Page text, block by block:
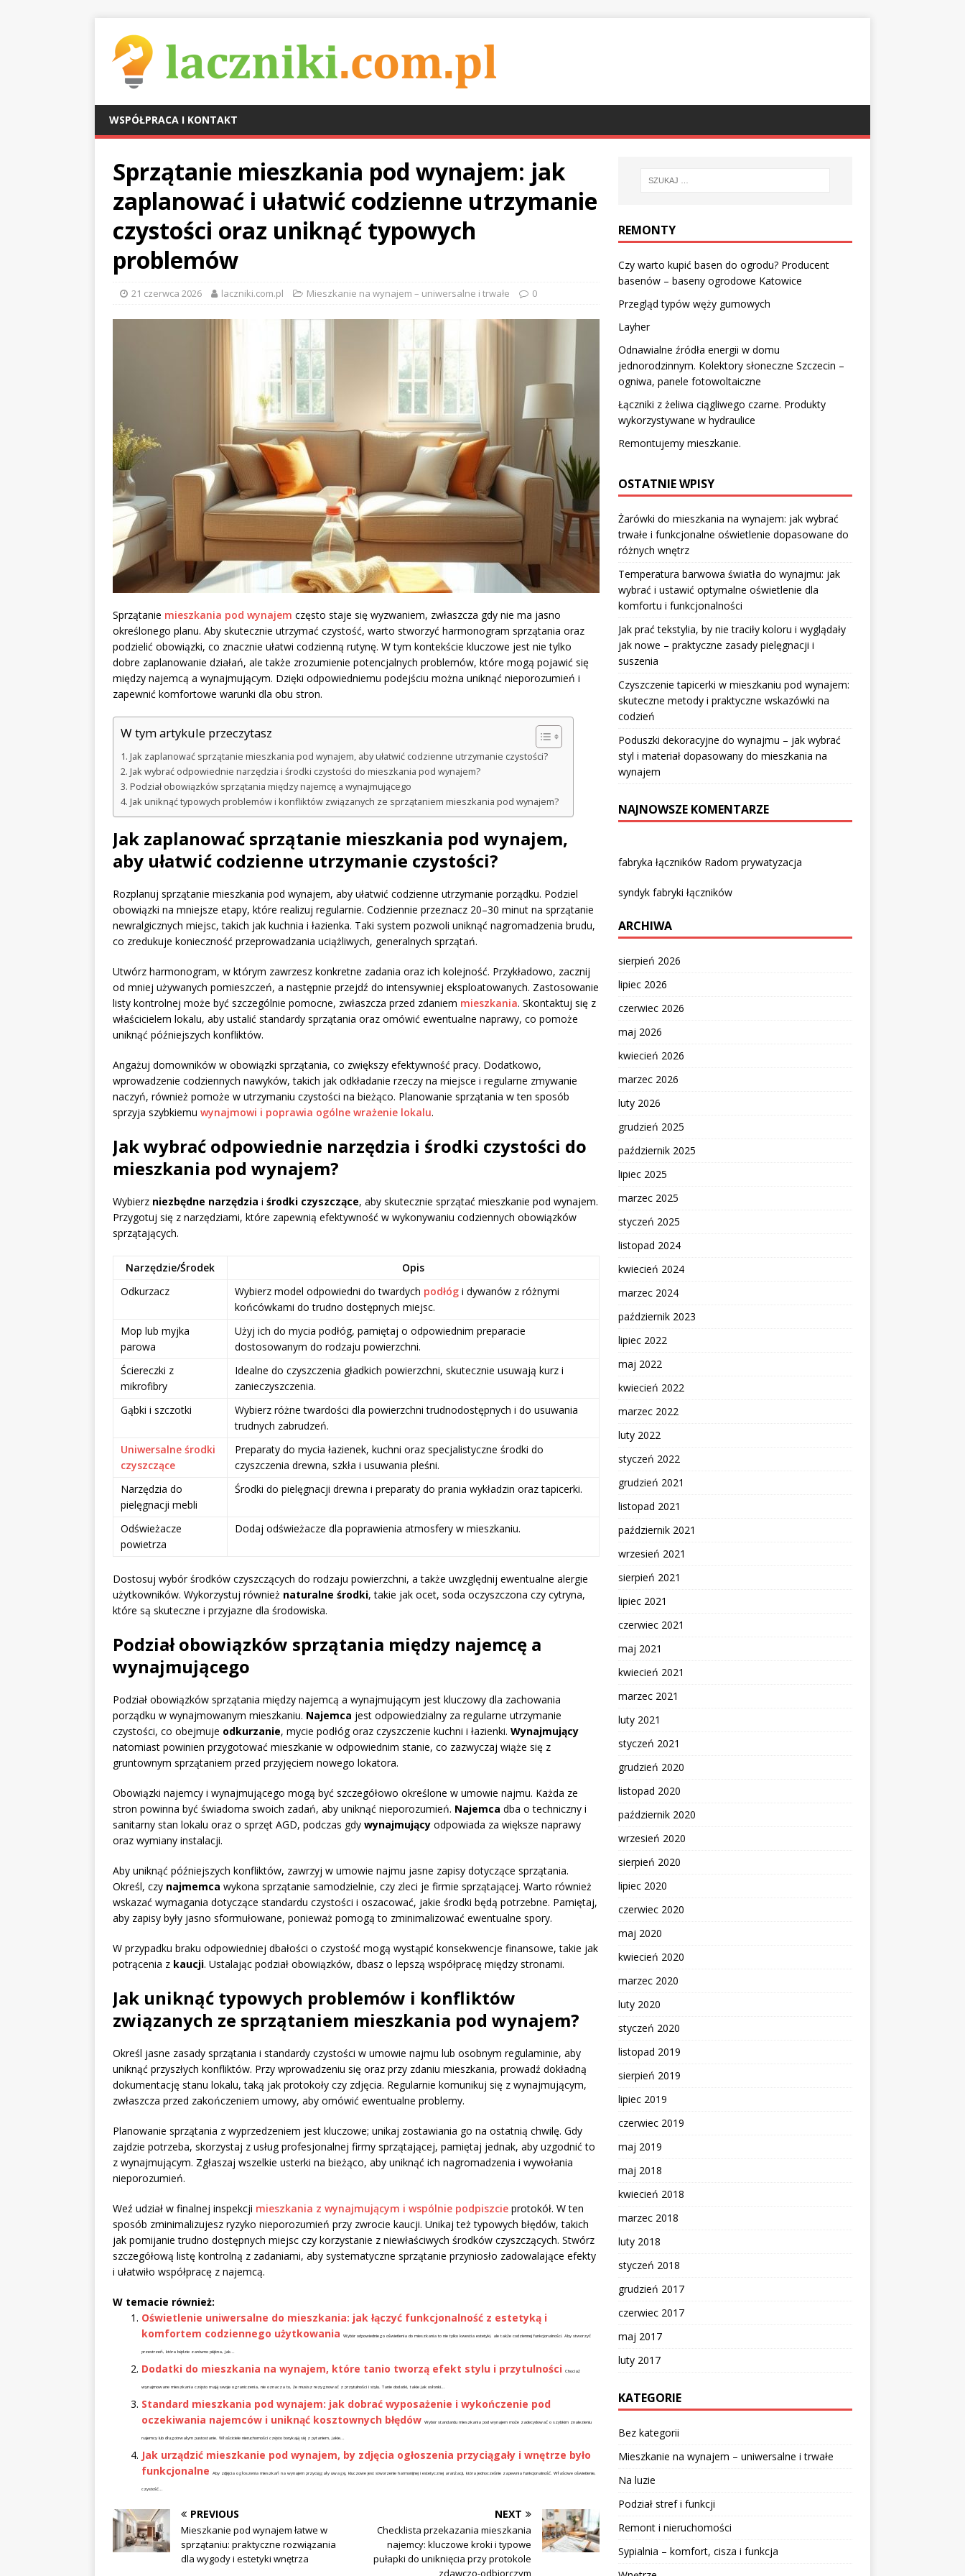
WSPÓŁPRACA I KONTAKT
Sprzątanie mieszkania pod wynajem: jak
zaplanować i ułatwić codzienne utrzymanie
czystości oraz uniknąć typowych
problemów
21 czerwca 2026 laczniki.com.pl Mieszkanie na wynajem – uniwersalne i trwałe 0
Sprzątanie mieszkania pod wynajem często staje się wyzwaniem, zwłaszcza gdy nie ma jasno
określonego planu. Aby skutecznie utrzymać czystość, warto stworzyć harmonogram sprzątania oraz
podzielić obowiązki, co znacznie ułatwi codzienną rutynę. W tym kontekście kluczowe jest nie tylko
dobre zaplanowanie działań, ale także zrozumienie potencjalnych problemów, które mogą pojawić się
między najemcą a wynajmującym. Dzięki odpowiedniemu podejściu można uniknąć nieporozumień i
zapewnić komfortowe warunki dla obu stron.
W tym artykule przeczytasz
Jak zaplanować sprzątanie mieszkania pod wynajem, aby ułatwić codzienne utrzymanie czystości?
Jak wybrać odpowiednie narzędzia i środki czystości do mieszkania pod wynajem?
Podział obowiązków sprzątania między najemcę a wynajmującego
Jak uniknąć typowych problemów i konfliktów związanych ze sprzątaniem mieszkania pod wynajem?
Jak zaplanować sprzątanie mieszkania pod wynajem,
aby ułatwić codzienne utrzymanie czystości?
Rozplanuj sprzątanie mieszkania pod wynajem, aby ułatwić codzienne utrzymanie porządku. Podziel
obowiązki na mniejsze etapy, które realizuj regularnie. Codziennie przeznacz 20–30 minut na sprzątanie
newralgicznych miejsc, takich jak kuchnia i łazienka. Taki system pozwoli uniknąć nagromadzenia brudu,
co zredukuje konieczność przeprowadzania uciążliwych, generalnych sprzątań.
Utwórz harmonogram, w którym zawrzesz konkretne zadania oraz ich kolejność. Przykładowo, zacznij
od mniej używanych pomieszczeń, a następnie przejdź do intensywniej eksploatowanych. Zastosowanie
listy kontrolnej może być szczególnie pomocne, zwłaszcza przed zdaniem mieszkania. Skontaktuj się z
właścicielem lokalu, aby ustalić standardy sprzątania oraz omówić ewentualne naprawy, co pomoże
uniknąć późniejszych konfliktów.
Angażuj domowników w obowiązki sprzątania, co zwiększy efektywność pracy. Dodatkowo,
wprowadzenie codziennych nawyków, takich jak odkładanie rzeczy na miejsce i regularne zmywanie
naczyń, również pomoże w utrzymaniu czystości na bieżąco. Planowanie sprzątania w ten sposób
sprzyja szybkiemu wynajmowi i poprawia ogólne wrażenie lokalu.
Jak wybrać odpowiednie narzędzia i środki czystości do
mieszkania pod wynajem?
Wybierz niezbędne narzędzia i środki czyszczące, aby skutecznie sprzątać mieszkanie pod wynajem.
Przygotuj się z narzędziami, które zapewnią efektywność w wykonywaniu codziennych obowiązków
sprzątających.
Narzędzie/Środek
Opis
Odkurzacz
Wybierz model odpowiedni do twardych podłóg i dywanów z różnymi
końcówkami do trudno dostępnych miejsc.
Mop lub myjka
parowa
Użyj ich do mycia podłóg, pamiętaj o odpowiednim preparacie
dostosowanym do rodzaju powierzchni.
Ściereczki z
mikrofibry
Idealne do czyszczenia gładkich powierzchni, skutecznie usuwają kurz i
zanieczyszczenia.
Gąbki i szczotki
Wybierz różne twardości dla powierzchni trudnodostępnych i do usuwania
trudnych zabrudzeń.
Uniwersalne środki
czyszczące
Preparaty do mycia łazienek, kuchni oraz specjalistyczne środki do
czyszczenia drewna, szkła i usuwania pleśni.
Narzędzia do
pielęgnacji mebli
Środki do pielęgnacji drewna i preparaty do prania wykładzin oraz tapicerki.
Odświeżacze
powietrza
Dodaj odświeżacze dla poprawienia atmosfery w mieszkaniu.
Dostosuj wybór środków czyszczących do rodzaju powierzchni, a także uwzględnij ewentualne alergie
użytkowników. Wykorzystuj również naturalne środki, takie jak ocet, soda oczyszczona czy cytryna,
które są skuteczne i przyjazne dla środowiska.
Podział obowiązków sprzątania między najemcę a
wynajmującego
Podział obowiązków sprzątania między najemcą a wynajmującym jest kluczowy dla zachowania
porządku w wynajmowanym mieszkaniu. Najemca jest odpowiedzialny za regularne utrzymanie
czystości, co obejmuje odkurzanie, mycie podłóg oraz czyszczenie kuchni i łazienki. Wynajmujący
natomiast powinien przygotować mieszkanie w odpowiednim stanie, co zazwyczaj wiąże się z
gruntownym sprzątaniem przed przyjęciem nowego lokatora.
Obowiązki najemcy i wynajmującego mogą być szczegółowo określone w umowie najmu. Każda ze
stron powinna być świadoma swoich zadań, aby uniknąć nieporozumień. Najemca dba o techniczny i
sanitarny stan lokalu oraz o sprzęt AGD, podczas gdy wynajmujący odpowiada za większe naprawy
oraz wymiany instalacji.
Aby uniknąć późniejszych konfliktów, zawrzyj w umowie najmu jasne zapisy dotyczące sprzątania.
Określ, czy najmemca wykona sprzątanie samodzielnie, czy zleci je firmie sprzątającej. Warto również
wskazać wymagania dotyczące standardu czystości i oszacować, jakie środki będą potrzebne. Pamiętaj,
aby zapisy były jasno sformułowane, ponieważ pomogą to zminimalizować ewentualne spory.
W przypadku braku odpowiedniej dbałości o czystość mogą wystąpić konsekwencje finansowe, takie jak
potrącenia z kaucji. Ustalając podział obowiązków, dbasz o lepszą współpracę między stronami.
Jak uniknąć typowych problemów i konfliktów
związanych ze sprzątaniem mieszkania pod wynajem?
Określ jasne zasady sprzątania i standardy czystości w umowie najmu lub osobnym regulaminie, aby
uniknąć przyszłych konfliktów. Przy wprowadzeniu się oraz przy zdaniu mieszkania, prowadź dokładną
dokumentację stanu lokalu, taką jak protokoły czy zdjęcia. Regularnie komunikuj się z wynajmującym,
zwłaszcza przed zakończeniem umowy, aby omówić ewentualne problemy.
Planowanie sprzątania z wyprzedzeniem jest kluczowe; unikaj zostawiania go na ostatnią chwilę. Gdy
zajdzie potrzeba, skorzystaj z usług profesjonalnej firmy sprzątającej, pamiętaj jednak, aby uzgodnić to
z wynajmującym. Zgłaszaj wszelkie usterki na bieżąco, aby uniknąć ich nagromadzenia i wywołania
nieporozumień.
Weź udział w finalnej inspekcji mieszkania z wynajmującym i wspólnie podpiszcie protokół. W ten
sposób zminimalizujesz ryzyko nieporozumień przy zwrocie kaucji. Unikaj też typowych błędów, takich
jak pomijanie trudno dostępnych miejsc czy korzystanie z niewłaściwych środków czyszczących. Stwórz
szczegółową listę kontrolną z zadaniami, aby systematyczne sprzątanie przyniosło zadowalające efekty
i ułatwiło współpracę z najemcą.
W temacie również:
Oświetlenie uniwersalne do mieszkania: jak łączyć funkcjonalność z estetyką i
komfortem codziennego użytkowania
Wybór odpowiedniego oświetlenia do mieszkania to nie tylko kwestia estetyki, ale także codziennej funkcjonalności. Aby stworzyć
przestrzeń, która będzie zarówno piękna, jak...
Dodatki do mieszkania na wynajem, które tanio tworzą efekt stylu i przytulności Chociaż
wynajmowane mieszkania często mają swoje ograniczenia, nie oznacza to, że musisz rezygnować z przytulności i stylu. Tanie dodatki, takie jak osłonki...
Standard mieszkania pod wynajem: jak dobrać wyposażenie i wykończenie pod
oczekiwania najemców i uniknąć kosztownych błędów Wybór standardu mieszkania pod wynajem może zadecydować o szybkim znalezieniu
najemcy lub długotrwałym pustostanie. Właściciele nieruchomości często borykają się z pytaniem, jakie...
Jak urządzić mieszkanie pod wynajem, by zdjęcia ogłoszenia przyciągały i wnętrze było
funkcjonalne
Aby zdjęcia ogłoszenia mieszkań na wynajem przyciągały uwagę, kluczowe jest stworzenie harmonijnej i estetycznej aranżacji, która jednocześnie zapewnia funkcjonalność. Właściwe oświetlenie,
czystość...
PREVIOUS
Mieszkanie pod wynajem łatwe w
sprzątaniu: praktyczne rozwiązania
dla wygody i estetyki wnętrza
NEXT
Checklista przekazania mieszkania
najemcy: kluczowe kroki i typowe
pułapki do uniknięcia przy protokole
zdawczo-odbiorczym
REMONTY
Czy warto kupić basen do ogrodu? Producent
basenów – baseny ogrodowe Katowice
Przegląd typów węży gumowych
Layher
Odnawialne źródła energii w domu
jednorodzinnym. Kolektory słoneczne Szczecin –
ogniwa, panele fotowoltaiczne
Łączniki z żeliwa ciągliwego czarne. Produkty
wykorzystywane w hydraulice
Remontujemy mieszkanie.
OSTATNIE WPISY
Żarówki do mieszkania na wynajem: jak wybrać
trwałe i funkcjonalne oświetlenie dopasowane do
różnych wnętrz
Temperatura barwowa światła do wynajmu: jak
wybrać i ustawić optymalne oświetlenie dla
komfortu i funkcjonalności
Jak prać tekstylia, by nie traciły koloru i wyglądały
jak nowe – praktyczne zasady pielęgnacji i
suszenia
Czyszczenie tapicerki w mieszkaniu pod wynajem:
skuteczne metody i praktyczne wskazówki na
codzień
Poduszki dekoracyjne do wynajmu – jak wybrać
styl i materiał dopasowany do mieszkania na
wynajem
NAJNOWSZE KOMENTARZE
fabryka łączników Radom prywatyzacja
syndyk fabryki łączników
ARCHIWA
sierpień 2026
lipiec 2026
czerwiec 2026
maj 2026
kwiecień 2026
marzec 2026
luty 2026
grudzień 2025
październik 2025
lipiec 2025
marzec 2025
styczeń 2025
listopad 2024
kwiecień 2024
marzec 2024
październik 2023
lipiec 2022
maj 2022
kwiecień 2022
marzec 2022
luty 2022
styczeń 2022
grudzień 2021
listopad 2021
październik 2021
wrzesień 2021
sierpień 2021
lipiec 2021
czerwiec 2021
maj 2021
kwiecień 2021
marzec 2021
luty 2021
styczeń 2021
grudzień 2020
listopad 2020
październik 2020
wrzesień 2020
sierpień 2020
lipiec 2020
czerwiec 2020
maj 2020
kwiecień 2020
marzec 2020
luty 2020
styczeń 2020
listopad 2019
sierpień 2019
lipiec 2019
czerwiec 2019
maj 2019
maj 2018
kwiecień 2018
marzec 2018
luty 2018
styczeń 2018
grudzień 2017
czerwiec 2017
maj 2017
luty 2017
KATEGORIE
Bez kategorii
Mieszkanie na wynajem – uniwersalne i trwałe
Na luzie
Podział stref i funkcji
Remont i nieruchomości
Sypialnia – komfort, cisza i funkcja